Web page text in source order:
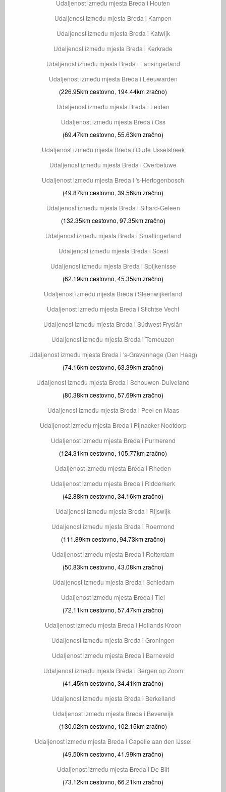
Udaljenost između mjesta Breda i Houten
Udaljenost između mjesta Breda i Kampen
Udaljenost između mjesta Breda i Katwijk
Udaljenost između mjesta Breda i Kerkrade
Udaljenost između mjesta Breda i Lansingerland
Udaljenost između mjesta Breda i Leeuwarden
(226.95km cestovno, 194.44km zračno)
Udaljenost između mjesta Breda i Leiden
Udaljenost između mjesta Breda i Oss
(69.47km cestovno, 55.63km zračno)
Udaljenost između mjesta Breda i Oude IJsselstreek
Udaljenost između mjesta Breda i Overbetuwe
Udaljenost između mjesta Breda i 's-Hertogenbosch
(49.87km cestovno, 39.56km zračno)
Udaljenost između mjesta Breda i Sittard-Geleen
(132.35km cestovno, 97.35km zračno)
Udaljenost između mjesta Breda i Smallingerland
Udaljenost između mjesta Breda i Soest
Udaljenost između mjesta Breda i Spijkenisse
(62.19km cestovno, 45.35km zračno)
Udaljenost između mjesta Breda i Steenwijkerland
Udaljenost između mjesta Breda i Stichtse Vecht
Udaljenost između mjesta Breda i Súdwest Fryslân
Udaljenost između mjesta Breda i Terneuzen
Udaljenost između mjesta Breda i 's-Gravenhage (Den Haag)
(74.16km cestovno, 63.39km zračno)
Udaljenost između mjesta Breda i Schouwen-Duiveland
(80.38km cestovno, 57.69km zračno)
Udaljenost između mjesta Breda i Peel en Maas
Udaljenost između mjesta Breda i Pijnacker-Nootdorp
Udaljenost između mjesta Breda i Purmerend
(124.31km cestovno, 105.77km zračno)
Udaljenost između mjesta Breda i Rheden
Udaljenost između mjesta Breda i Ridderkerk
(42.88km cestovno, 34.16km zračno)
Udaljenost između mjesta Breda i Rijswijk
Udaljenost između mjesta Breda i Roermond
(111.89km cestovno, 94.73km zračno)
Udaljenost između mjesta Breda i Rotterdam
(50.83km cestovno, 43.08km zračno)
Udaljenost između mjesta Breda i Schiedam
Udaljenost između mjesta Breda i Tiel
(72.11km cestovno, 57.47km zračno)
Udaljenost između mjesta Breda i Hollands Kroon
Udaljenost između mjesta Breda i Groningen
Udaljenost između mjesta Breda i Barneveld
Udaljenost između mjesta Breda i Bergen op Zoom
(41.45km cestovno, 34.41km zračno)
Udaljenost između mjesta Breda i Berkelland
Udaljenost između mjesta Breda i Beverwijk
(130.02km cestovno, 102.15km zračno)
Udaljenost između mjesta Breda i Capelle aan den IJssel
(49.50km cestovno, 41.99km zračno)
Udaljenost između mjesta Breda i De Bilt
(73.12km cestovno, 66.21km zračno)